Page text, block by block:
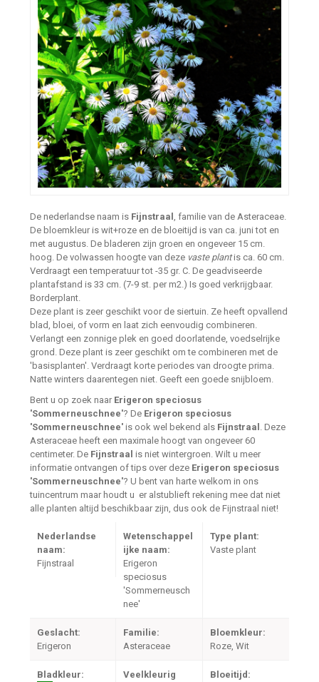
De nederlandse naam is Fijnstraal , familie van de Asteraceae.
De bloemkleur is wit+roze en de bloeitijd is van ca. juni tot en
met augustus. De bladeren zijn groen en ongeveer 15 cm.
hoog. De volwassen hoogte van deze vaste plantis ca. 60 cm.
Verdraagt een temperatuur tot -35 gr. C. De geadviseerde
plantafstand is 33 cm. (7-9 st. per m2.) Is goed verkrijgbaar.
Borderplant.
Deze plant is zeer geschikt voor de siertuin. Ze heeft opvallend
blad, bloei, of vorm en laat zich eenvoudig combineren.
Verlangt een zonnige plek en goed doorlatende, voedselrijke
grond. Deze plant is zeer geschikt om te combineren met de
'basisplanten'. Verdraagt korte periodes van droogte prima.
Natte winters daarentegen niet. Geeft een goede snijbloem.
Bent u op zoek naar Erigeron speciosus
'Sommerneuschnee'? De Erigeron speciosus
'Sommerneuschnee' is ook wel bekend als Fijnstraal . Deze
Asteraceae heeft een maximale hoogt van ongeveer 60
centimeter. De Fijnstraal is niet wintergroen. Wilt u meer
informatie ontvangen of tips over deze Erigeron speciosus
'Sommerneuschnee'? U bent van harte welkom in ons
tuincentrum maar houdt u er alstublieft rekening mee dat niet
alle planten altijd beschikbaar zijn, dus ook de Fijnstraal niet!
Nederlandse
naam:
Fijnstraal
Wetenschappel
ijke naam:
Erigeron
speciosus
'Sommerneusch
nee'
Type plant:
Vaste plant
Geslacht:
Erigeron
Familie:
Asteraceae
Bloemkleur:
Roze, Wit
Bladkleur:
Veelkleurig
Bloeitijd: